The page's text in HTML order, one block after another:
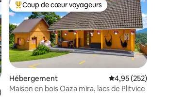
sur 5sur la base de 120 commentaires : 4,93 sur 5
Coups de cœur voyageurs les plus appréciés
Coup de cœur voyageurs
Hébergement Évaluation moyenne
4,95 (252)
Maison en bois Oaza mira, lacs de Plitvice